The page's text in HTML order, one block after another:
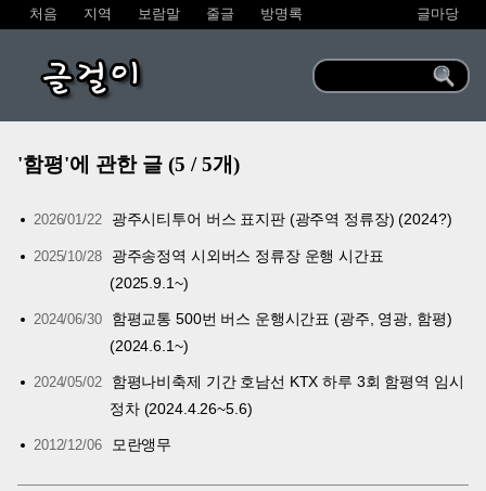
처음 지역 보람말 줄글 방명록 글마당
글걸이
'함평'에 관한 글 (5 / 5개)
2026/01/22 광주시티투어 버스 표지판 (광주역 정류장) (2024?)
2025/10/28
광주송정역 시외버스 정류장 운행 시간표
(2025.9.1~)
2024/06/30
함평교통 500번 버스 운행시간표 (광주, 영광, 함평)
(2024.6.1~)
2024/05/02
함평나비축제 기간 호남선 KTX 하루 3회 함평역 임시
정차 (2024.4.26~5.6)
2012/12/06 모란앵무